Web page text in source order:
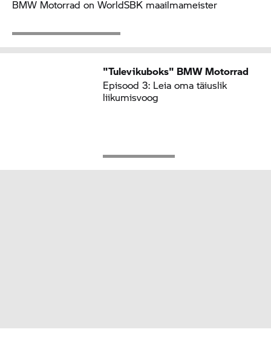
BMW Motorrad on WorldSBK maailmameister
"Tulevikuboks" BMW Motorrad
Episood 3: Leia oma täiuslik
liikumisvoog